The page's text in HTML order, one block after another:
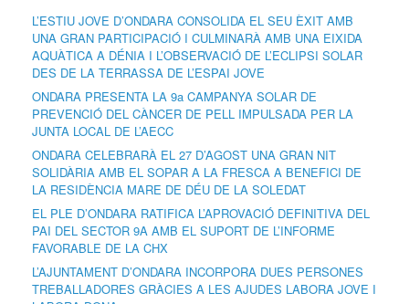
L’ESTIU JOVE D’ONDARA CONSOLIDA EL SEU ÈXIT AMB
UNA GRAN PARTICIPACIÓ I CULMINARÀ AMB UNA EIXIDA
AQUÀTICA A DÉNIA I L’OBSERVACIÓ DE L’ECLIPSI SOLAR
DES DE LA TERRASSA DE L’ESPAI JOVE
ONDARA PRESENTA LA 9a CAMPANYA SOLAR DE
PREVENCIÓ DEL CÀNCER DE PELL IMPULSADA PER LA
JUNTA LOCAL DE L’AECC
ONDARA CELEBRARÀ EL 27 D’AGOST UNA GRAN NIT
SOLIDÀRIA AMB EL SOPAR A LA FRESCA A BENEFICI DE
LA RESIDÈNCIA MARE DE DÉU DE LA SOLEDAT
EL PLE D’ONDARA RATIFICA L’APROVACIÓ DEFINITIVA DEL
PAI DEL SECTOR 9A AMB EL SUPORT DE L’INFORME
FAVORABLE DE LA CHX
L’AJUNTAMENT D’ONDARA INCORPORA DUES PERSONES
TREBALLADORES GRÀCIES A LES AJUDES LABORA JOVE I